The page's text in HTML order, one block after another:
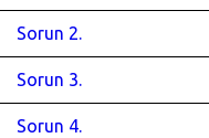
Sorun 2.
Sorun 3.
Sorun 4.